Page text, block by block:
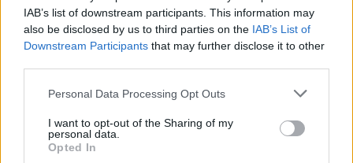
IAB’s list of downstream participants. This information may
also be disclosed by us to third parties on the IAB’s List of
Downstream Participants that may further disclose it to other
Please note that this website/app uses one or more Google
not limited to your visit or usage behaviour. You may click to
grant or deny consent to Google and its third-party tags to
use your data for below specified purposes in below Google
Personal Data Processing Opt Outs
I want to opt-out of the Sharing of my
personal data.
Opted In
Felhasználónév
Jelszó
Elfelejtette jelszavát?
Bejelentkezés
faiskola.hu
Kertészeti, kerti termékek és szolgáltatások térképes